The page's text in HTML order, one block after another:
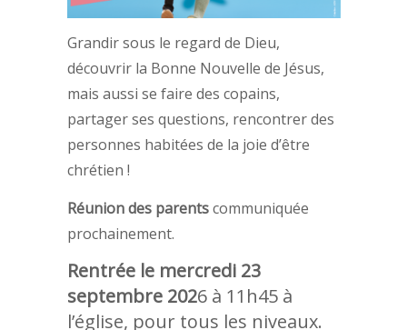
Grandir sous le regard de Dieu,
découvrir la Bonne Nouvelle de Jésus,
mais aussi se faire des copains,
partager ses questions, rencontrer des
personnes habitées de la joie d’être
chrétien !
Réunion des parentscommuniquée
prochainement.
Rentrée le mercredi 23
septembre 2026 à 11h45 à
l’église, pour tous les niveaux.